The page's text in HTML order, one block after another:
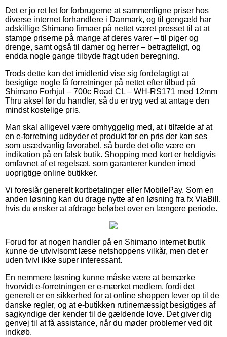
Det er jo ret let for forbrugerne at sammenligne priser hos
diverse internet forhandlere i Danmark, og til gengæld har
adskillige Shimano firmaer på nettet været presset til at at
stampe priserne på mange af deres varer – til piger og
drenge, samt også til damer og herrer – betragteligt, og
endda nogle gange tilbyde fragt uden beregning.
Trods dette kan det imidlertid vise sig fordelagtigt at
besigtige nogle få forretninger på nettet efter tilbud på
Shimano Forhjul – 700c Road CL – WH-RS171 med 12mm
Thru aksel før du handler, så du er tryg ved at antage den
mindst kostelige pris.
Man skal alligevel være omhyggelig med, at i tilfælde af at
en e-forretning udbyder et produkt for en pris der kan ses
som usædvanlig favorabel, så burde det ofte være en
indikation på en falsk butik. Shopping med kort er heldigvis
omfavnet af et regelsæt, som garanterer kunden imod
uoprigtige online butikker.
Vi foreslår generelt kortbetalinger eller MobilePay. Som en
anden løsning kan du drage nytte af en løsning fra fx ViaBill,
hvis du ønsker at afdrage beløbet over en længere periode.
Forud for at nogen handler på en Shimano internet butik
kunne de utvivlsomt læse netshoppens vilkår, men det er
uden tvivl ikke super interessant.
En nemmere løsning kunne måske være at bemærke
hvorvidt e-forretningen er e-mærket medlem, fordi det
generelt er en sikkerhed for at online shoppen lever op til de
danske regler, og at e-butikken rutinemæssigt besigtiges af
sagkyndige der kender til de gældende love. Det giver dig
genvej til at få assistance, når du møder problemer ved dit
indkøb.